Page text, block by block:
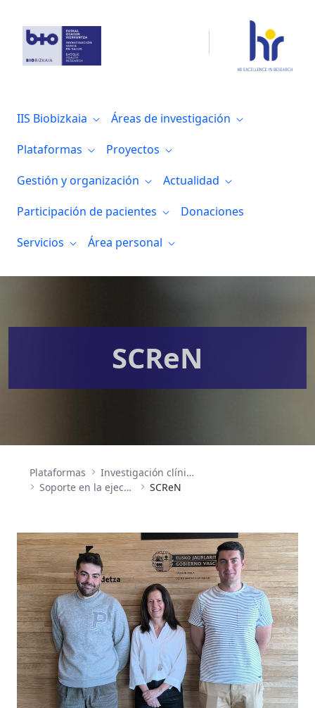
IIS Biobizkaia
Áreas de investigación
Plataformas
Proyectos
Gestión y organización
Actualidad
Participación de pacientes
Donaciones
Servicios
Área personal
SCReN
Plataformas
Investigación clínica y ensayos clínicos
Soporte en la ejecución de la investigación clínica
SCReN